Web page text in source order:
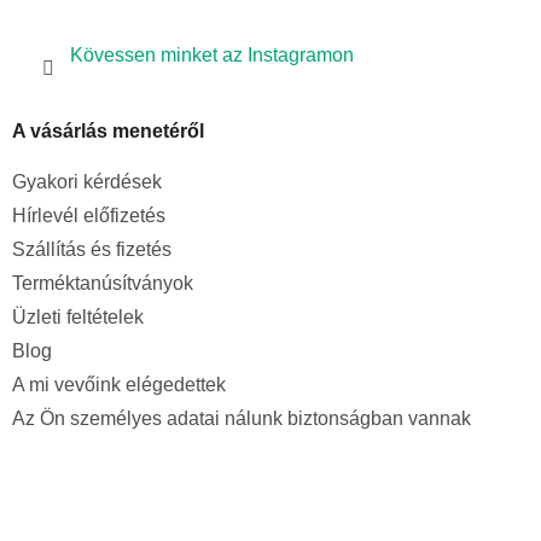
Kövessen minket az Instagramon
A vásárlás menetéről
Gyakori kérdések
Hírlevél előfizetés
Szállítás és fizetés
Terméktanúsítványok
Üzleti feltételek
Blog
A mi vevőink elégedettek
Az Ön személyes adatai nálunk biztonságban vannak